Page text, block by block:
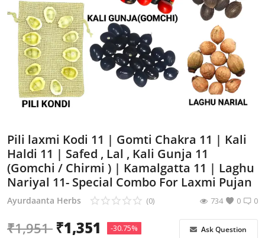
Superfood & Seeds
Hawan Poojan Samagri
Ayurdaanta Herbs Combos
Sexual Wellness
Herbal Oils
Female Welfare
Combos
Pili laxmi Kodi 11 | Gomti Chakra 11 | Kali
Haldi 11 | Safed , Lal , Kali Gunja 11
(Gomchi / Chirmi ) | Kamalgatta 11 | Laghu
Nariyal 11- Special Combo For Laxmi Pujan
Ayurdaanta Herbs 0
(0) 0
734
₹1,951 ₹1,351 -30.75% Ask Question